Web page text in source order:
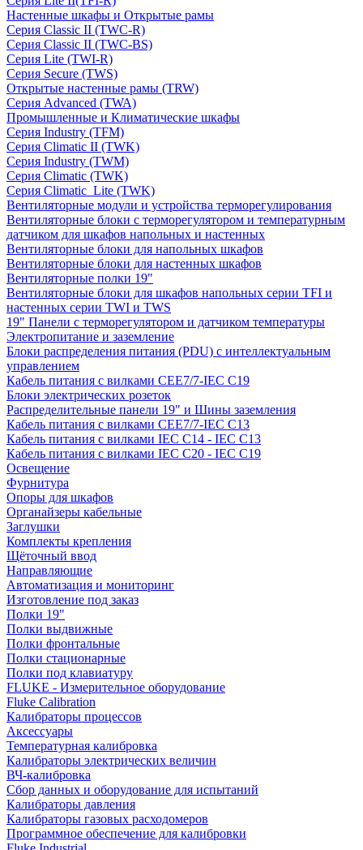
Настенные шкафы и Открытые рамы
Серия Classic II (TWC-R)
Серия Classic II (TWC-BS)
Серия Lite (TWI-R)
Серия Secure (TWS)
Открытые настенные рамы (TRW)
Серия Advanced (TWA)
Промышленные и Климатические шкафы
Серия Industry (TFM)
Серия Climatic II (TWK)
Серия Industry (TWM)
Серия Climatic (TWK)
Серия Climatic_Lite (TWK)
Вентиляторные модули и устройства терморегулирования
Вентиляторные блоки с терморегулятором и температурным
датчиком для шкафов напольных и настенных
Вентиляторные блоки для напольных шкафов
Вентиляторные блоки для настенных шкафов
Вентиляторные полки 19"
Вентиляторные блоки для шкафов напольных серии TFI и
настенных серии TWI и TWS
19" Панели с терморегулятором и датчиком температуры
Электропитание и заземление
Блоки распределения питания (PDU) с интеллектуальным
управлением
Кабель питания с вилками CEE7/7-IEC C19
Блоки электрических розеток
Распределительные панели 19" и Шины заземления
Кабель питания с вилками CEE7/7-IEC C13
Кабель питания с вилками IEC C14 - IEC C13
Кабель питания с вилками IEC C20 - IEC C19
Освещение
Фурнитура
Опоры для шкафов
Органайзеры кабельные
Заглушки
Комплекты крепления
Щёточный ввод
Направляющие
Автоматизация и мониторинг
Изготовление под заказ
Полки 19"
Полки выдвижные
Полки фронтальные
Полки стационарные
Полки под клавиатуру
FLUKE - Измерительное оборудование
Fluke Calibration
Калибраторы процессов
Аксессуары
Температурная калибровка
Калибраторы электрических величин
ВЧ-калибровка
Сбор данных и оборудование для испытаний
Калибраторы давления
Калибраторы газовых расходомеров
Программное обеспечение для калибровки